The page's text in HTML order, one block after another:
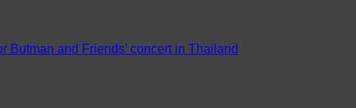
Butman and Friends’ concert in Thailand